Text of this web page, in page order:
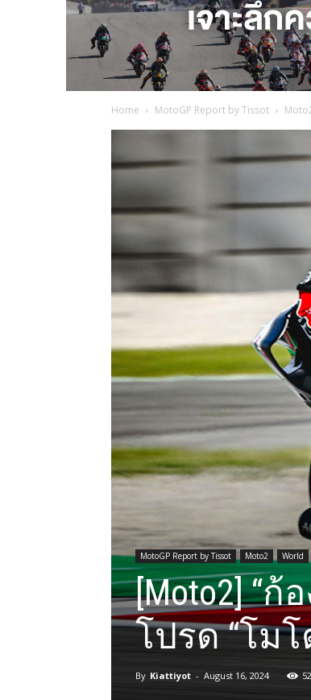
Home MotoGP Report by Tissot
MotoGP Report by Tissot Moto2 World
[Moto2] “
โปรด “โม
By Kiattiyot - August 16, 2024